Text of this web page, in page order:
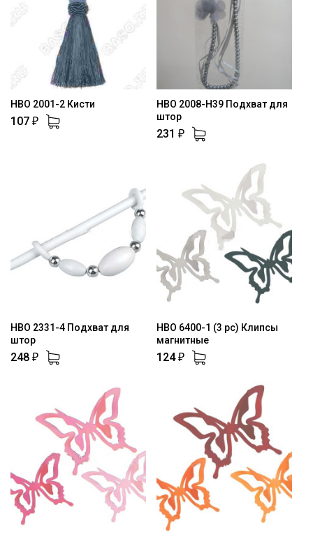
HBO 2001-2 Кисти
107 ₽
HBO 2008-H39 Подхват для
штор
231 ₽
HBO 2331-4 Подхват для
штор
248 ₽
HBO 6400-1 (3 pc) Клипсы
магнитные
124 ₽